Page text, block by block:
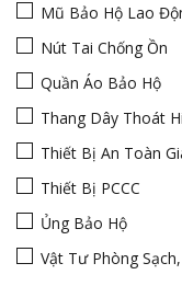
Mũ Bảo Hộ Lao
Nút Tai Chống Ồn
Quần Áo Bảo Hộ
Thang Dây Thoát
Thiết Bị An Toàn
Thiết Bị PCCC
Ủng Bảo Hộ
Vật Tư Phòng